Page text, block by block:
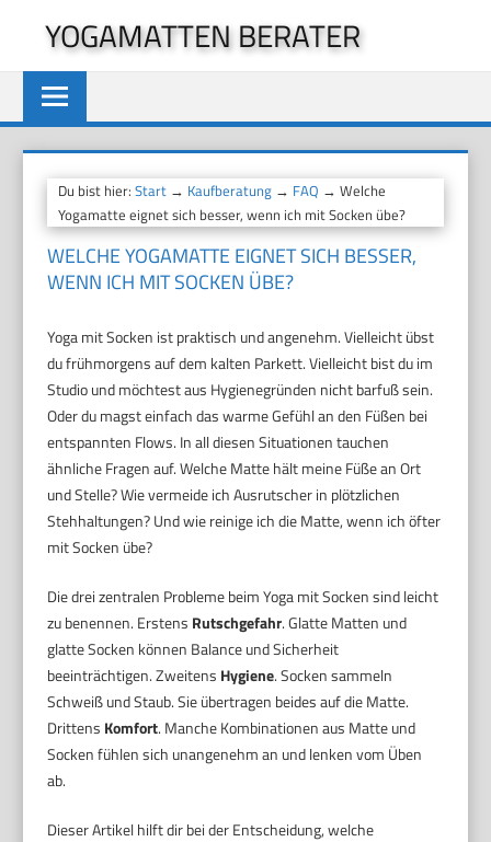
springen
YOGAMATTEN BERATER
Du bist hier:Start → Kaufberatung → FAQ → Welche
Yogamatte eignet sich besser, wenn ich mit Socken übe?
WELCHE YOGAMATTE EIGNET SICH BESSER,
WENN ICH MIT SOCKEN ÜBE?
Yoga mit Socken ist praktisch und angenehm. Vielleicht übst
du frühmorgens auf dem kalten Parkett. Vielleicht bist du im
Studio und möchtest aus Hygienegründen nicht barfuß sein.
Oder du magst einfach das warme Gefühl an den Füßen bei
entspannten Flows. In all diesen Situationen tauchen
ähnliche Fragen auf. Welche Matte hält meine Füße an Ort
und Stelle? Wie vermeide ich Ausrutscher in plötzlichen
Stehhaltungen? Und wie reinige ich die Matte, wenn ich öfter
mit Socken übe?
Die drei zentralen Probleme beim Yoga mit Socken sind leicht
zu benennen. Erstens Rutschgefahr. Glatte Matten und
glatte Socken können Balance und Sicherheit
beeinträchtigen. Zweitens Hygiene. Socken sammeln
Schweiß und Staub. Sie übertragen beides auf die Matte.
Drittens Komfort. Manche Kombinationen aus Matte und
Socken fühlen sich unangenehm an und lenken vom Üben
ab.
Dieser Artikel hilft dir bei der Entscheidung, welche